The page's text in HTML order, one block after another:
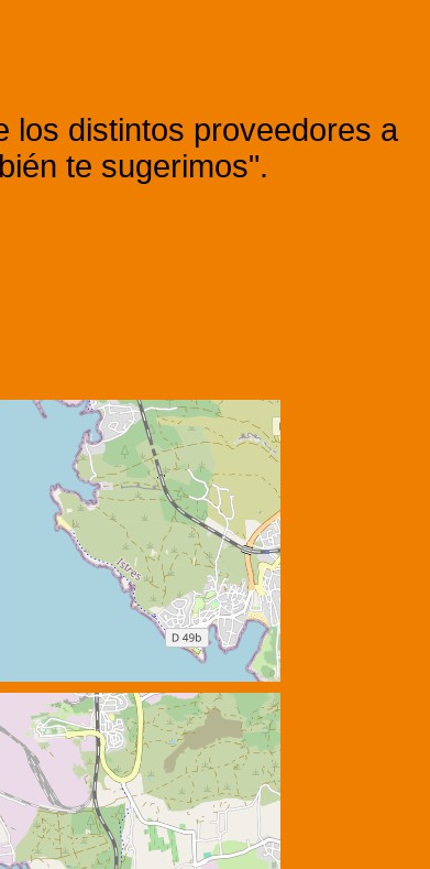
los distintos proveedores a
te sugerimos".